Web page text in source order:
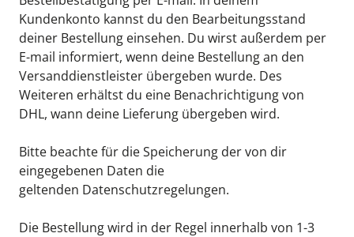
Kundenkonto kannst du den Bearbeitungsstand
deiner Bestellung einsehen. Du wirst außerdem per
E-mail informiert, wenn deine Bestellung an den
Versanddienstleister übergeben wurde. Des
Weiteren erhältst du eine Benachrichtigung von
DHL, wann deine Lieferung übergeben wird.
Bitte beachte für die Speicherung der von dir
eingegebenen Daten die
geltenden Datenschutzregelungen.
Die Bestellung wird in der Regel innerhalb von 1-3